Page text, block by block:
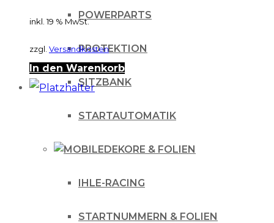
POWERPARTS
PROTEKTION
SITZBANK
STARTAUTOMATIK
DEKORE & FOLIEN
IHLE-RACING
STARTNUMMERN & FOLIEN
inkl. 19 % MwSt.
zzgl. Versandkosten
In den Warenkorb